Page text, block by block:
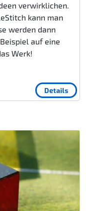
verwirklichen.
kann man
werden dann
auf eine
Werk!
Details